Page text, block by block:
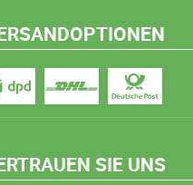
SIE UNS